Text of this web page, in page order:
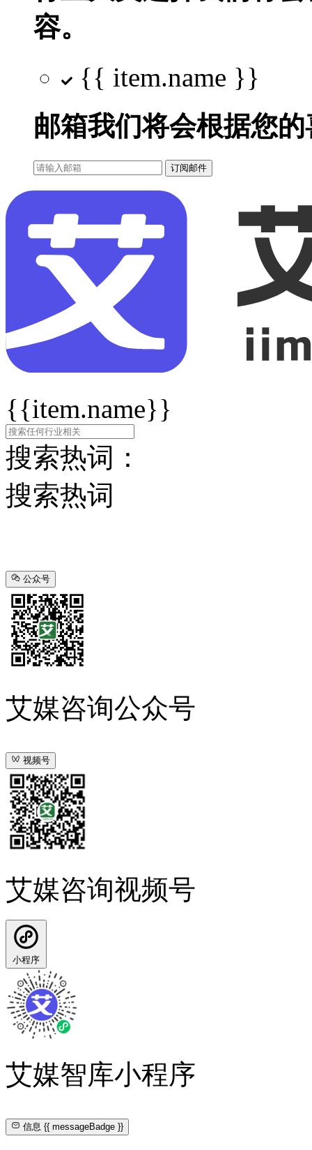
容。
{{ item.name }}
邮箱我们将会根据您
订阅邮件
{{item.name}}
搜索热词：
搜索热词
公众号
艾媒咨询公众号
视频号
艾媒咨询视频号
小程序
艾媒智库小程序
信息{{ messageBadge }}